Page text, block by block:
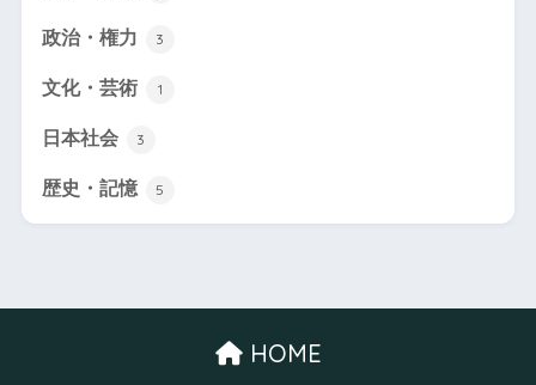
政治・権力 3
文化・芸術 1
日本社会 3
歴史・記憶 5
HOME